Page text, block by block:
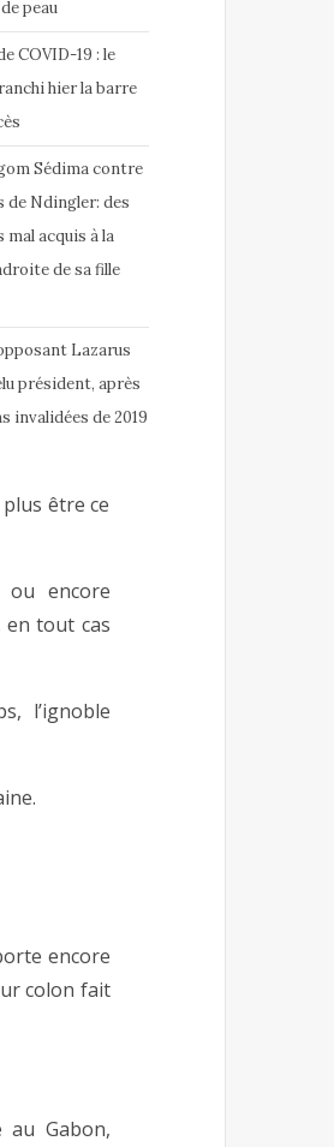
peau
COVID-19 : le
hier la barre
Sédima contre
de Ndingler: des
mal acquis à la
de sa fille
Lazarus
président, après
invalidées de 2019
être ce
ou encore
en tout cas
l’ignoble
encore
colon fait
Gabon,